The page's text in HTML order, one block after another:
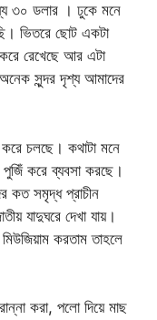
৩০ ডলার । ঢুকে মনে
ভিতরে ছোট একটা
রেখেছে আর এটা
সুন্দর দৃশ্য আমাদের
চলছে। কথাটা মনে
করে ব্যবসা করছে।
কত সমৃদ্ধ প্রাচীন
যাদুঘরে দেখা যায়।
করতাম তাহলে
করা, পলো দিয়ে মাছ